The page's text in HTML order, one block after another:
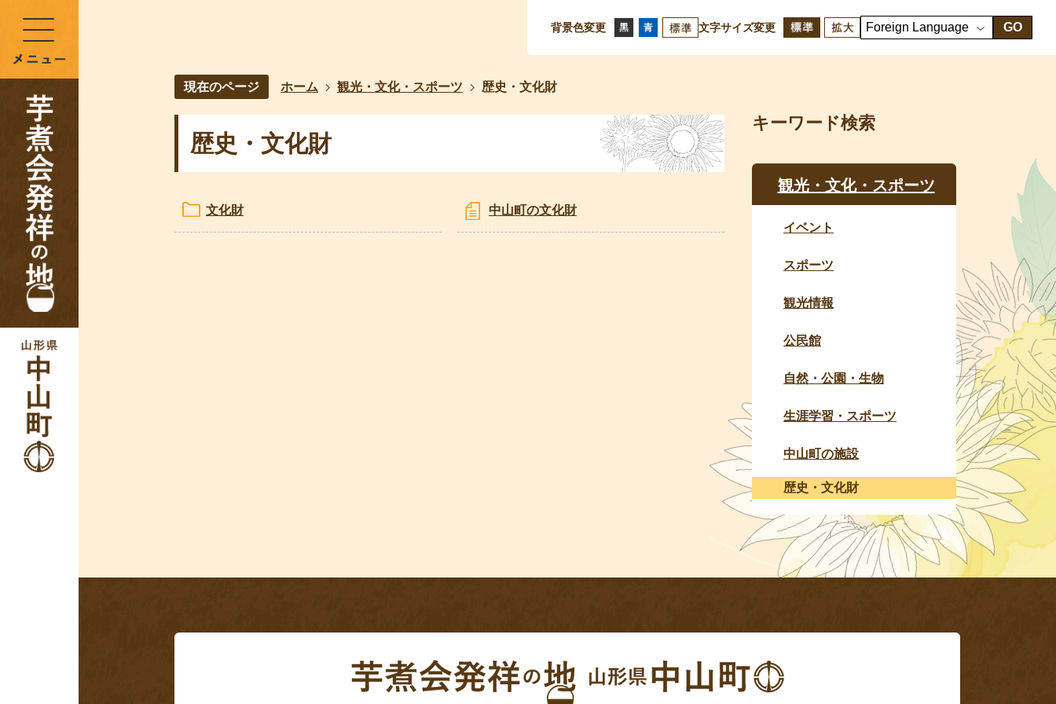
背景色変更 文字サイズ変更 GO
現在のページ ホーム 観光・文化・スポーツ 歴史・文化財
歴史・文化財
文化財 中山町の文化財
キーワード検索
観光・文化・スポーツ
イベント
スポーツ
観光情報
公民館
自然・公園・生物
生涯学習・スポーツ
中山町の施設
歴史・文化財